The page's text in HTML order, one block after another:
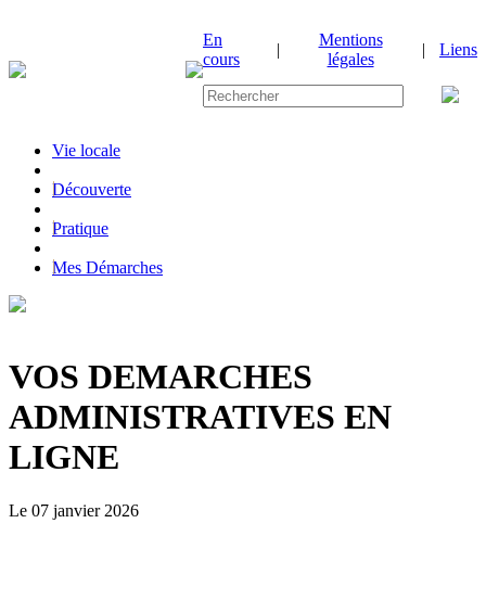
En
cours
|
Mentions
légales
| Liens
Vie locale
|Découverte
|Pratique
|Mes Démarches
VOS DEMARCHES
ADMINISTRATIVES EN
LIGNE
Le 07 janvier 2026